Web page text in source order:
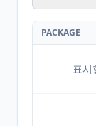
PACKAGE
표